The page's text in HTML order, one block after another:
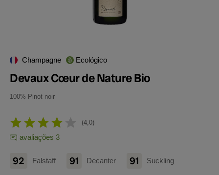
Champagne Ecológico
Devaux Cœur de Nature Bio
100% Pinot noir
4,0
avaliações 3
92 Falstaff 91 Decanter 91 Suckling